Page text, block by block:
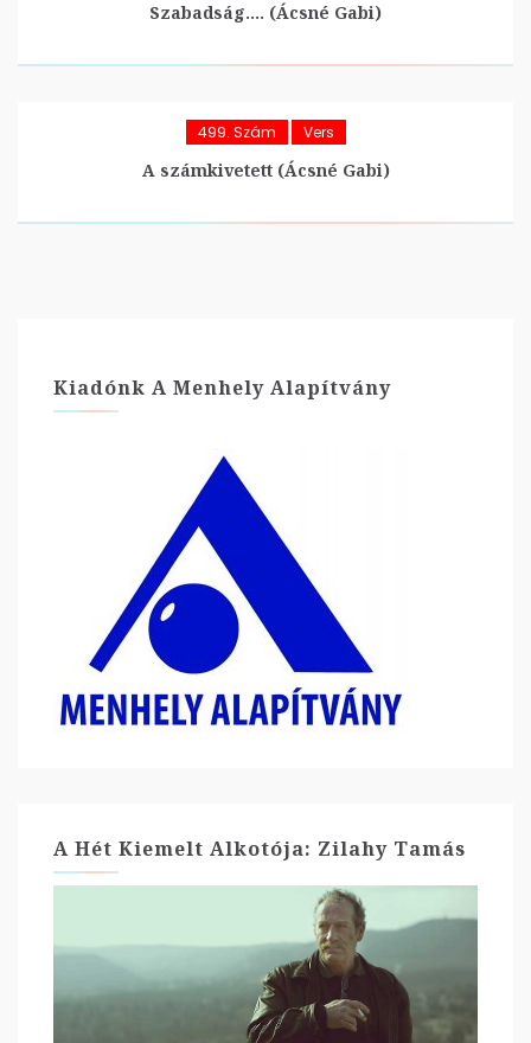
Szabadság…. (Ácsné Gabi)
499. Szám Vers
A számkivetett (Ácsné Gabi)
Kiadónk A Menhely Alapítvány
A Hét Kiemelt Alkotója: Zilahy Tamás